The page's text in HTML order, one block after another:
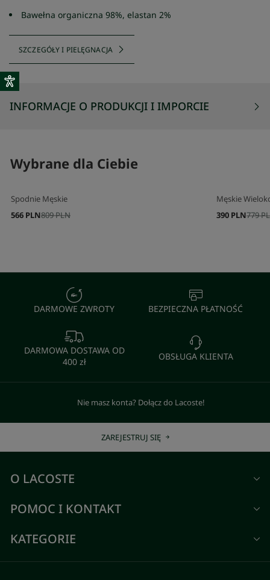
Bawełna organiczna 98%, elastan 2%
SZCZEGÓŁY I PIELĘGNACJA
INFORMACJE O PRODUKCJI I IMPORCIE
Wybrane dla Ciebie
Spodnie Męskie
809 PLN
566 PLN
Męskie
779
390 PLN
DARMOWE ZWROTY BEZPIECZNA PŁATNOŚĆ
DARMOWA DOSTAWA OD
400 zł
OBSŁUGA KLIENTA
Nie masz konta? Dołącz do Lacoste!
ZAREJESTRUJ SIĘ
O LACOSTE
POMOC I KONTAKT
KATEGORIE